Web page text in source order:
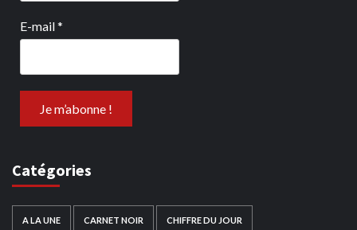
E-mail*
Catégories
A LA UNE CARNET NOIR CHIFFRE DU JOUR